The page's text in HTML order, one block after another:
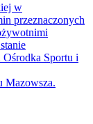
w
przeznaczonych
Ośrodka Sportu i
Mazowsza.